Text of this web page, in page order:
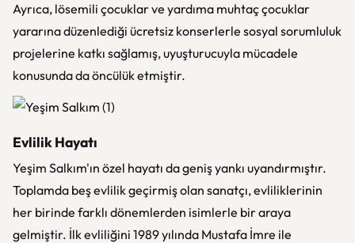
Ayrıca, lösemili çocuklar ve yardıma muhtaç çocuklar
yararına düzenlediği ücretsiz konserlerle sosyal sorumluluk
projelerine katkı sağlamış, uyuşturucuyla mücadele
konusunda da öncülük etmiştir.
Evlilik Hayatı
Yeşim Salkım'ın özel hayatı da geniş yankı uyandırmıştır.
Toplamda beş evlilik geçirmiş olan sanatçı, evliliklerinin
her birinde farklı dönemlerden isimlerle bir araya
gelmiştir. İlk evliliğini 1989 yılında Mustafa İmre ile